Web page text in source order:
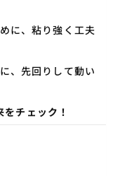
に、粘り強く工夫
、先回りして動い
チェック！